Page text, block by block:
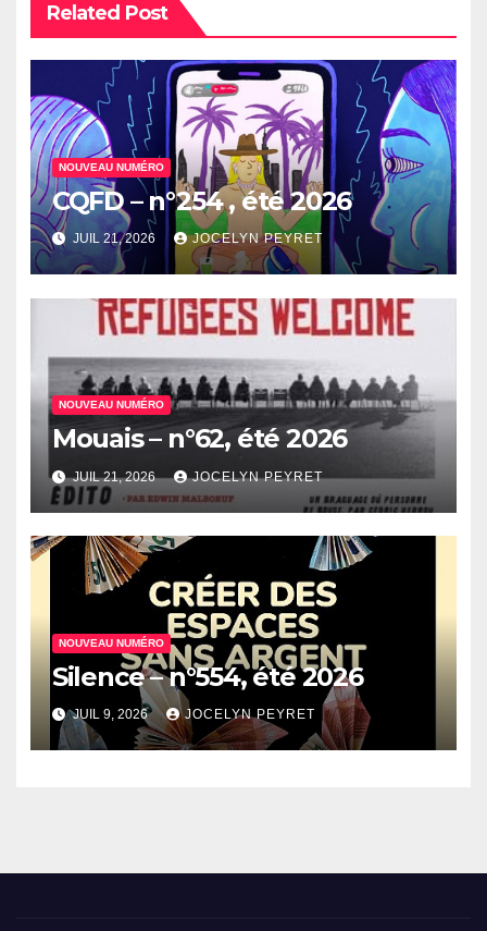
Related Post
NOUVEAU NUMÉRO
CQFD – n°254 , été 2026
JUIL 21, 2026 JOCELYN PEYRET
NOUVEAU NUMÉRO
Mouais – n°62, été 2026
JUIL 21, 2026 JOCELYN PEYRET
NOUVEAU NUMÉRO
Silence – n°554, été 2026
JUIL 9, 2026 JOCELYN PEYRET